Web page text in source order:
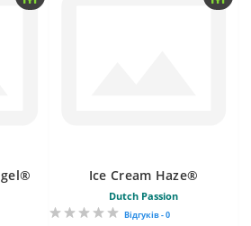
Ice Cream Haze®
Dutch Passion
Відгуків - 0